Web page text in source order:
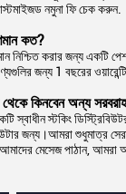
নমুনা ফি চেক করুন.
কত?
নিশ্চিত করার জন্য একটি
জন্য 1 বছরের
কিনবেন অন্য
স্টকিং
জন্য।আমরা শুধুমাত্র
মেসেজ পাঠান, আমরা